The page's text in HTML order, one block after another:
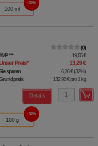
100 ml
35%
0
AVP*** 19,55 €
Preis* 13,29 €
sparen 6,26 €(32%)
132,90 €pro 1 kg
Details
100 g
32%